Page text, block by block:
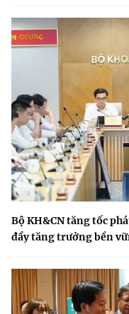
Bộ KH&CN tăng tốc
đẩy tăng trưởng bền